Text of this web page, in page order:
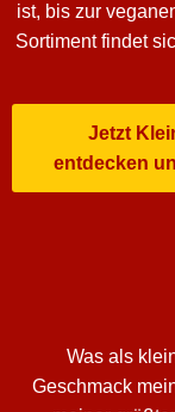
ist, bis zur
Sortiment findet
Jetzt
entdecken
Was als
Geschmack